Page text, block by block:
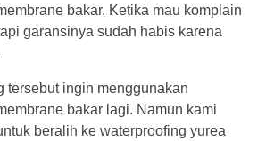
bakar. Ketika mau komplain
garansinya sudah habis karena
tersebut ingin menggunakan
bakar lagi. Namun kami
beralih ke waterproofing yurea